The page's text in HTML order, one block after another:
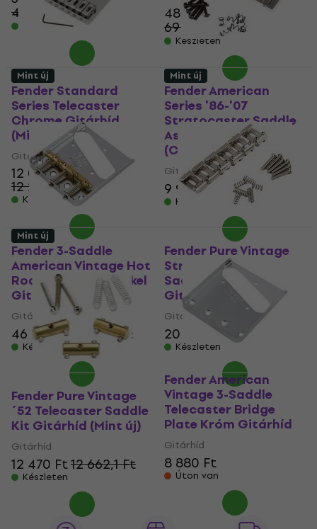
41 710 Ft
- 7 %
Készleten
48 770 Ft
69 750 Ft
- 30 %
Készleten
Fender Standard
Series Telecaster
Chrome Gitárhíd
(Mint új)
Gitárhíd
12 090 Ft
12 246,3 Ft
Készleten
Fender American
Series '86-'07
Stratocaster Saddle
Assemblies Gitárhíd
(Csak kicsomagolt)
Gitárhíd
9 980 Ft 10 240 Ft
Készleten
Mint új
Fender 3-Saddle
American Vintage Hot
Rod Telecaster Nickel
Gitárhíd (Mint új)
Gitárhíd
46 270 Ft 47 530 Ft
Készleten
Mint új
Fender Pure Vintage
Strat Pat. Pend
Saddle Kit Nickel
Gitárhíd (Mint új)
Gitárhíd
20 120 Ft20 330 Ft
Készleten
Mint új
Fender Pure Vintage
´52 Telecaster Saddle
Kit Gitárhíd (Mint új)
Gitárhíd
12 470 Ft12 662,1 Ft
Készleten
Fender American
Vintage 3-Saddle
Telecaster Bridge
Plate Króm Gitárhíd
Gitárhíd
8 880 Ft
Úton van